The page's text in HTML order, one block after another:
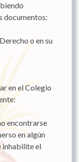
documentos:
o en su
en el Colegio
encontrarse
en algún
inhabilite el